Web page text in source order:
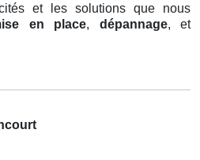
et les solutions que nous
en place, dépannage, et